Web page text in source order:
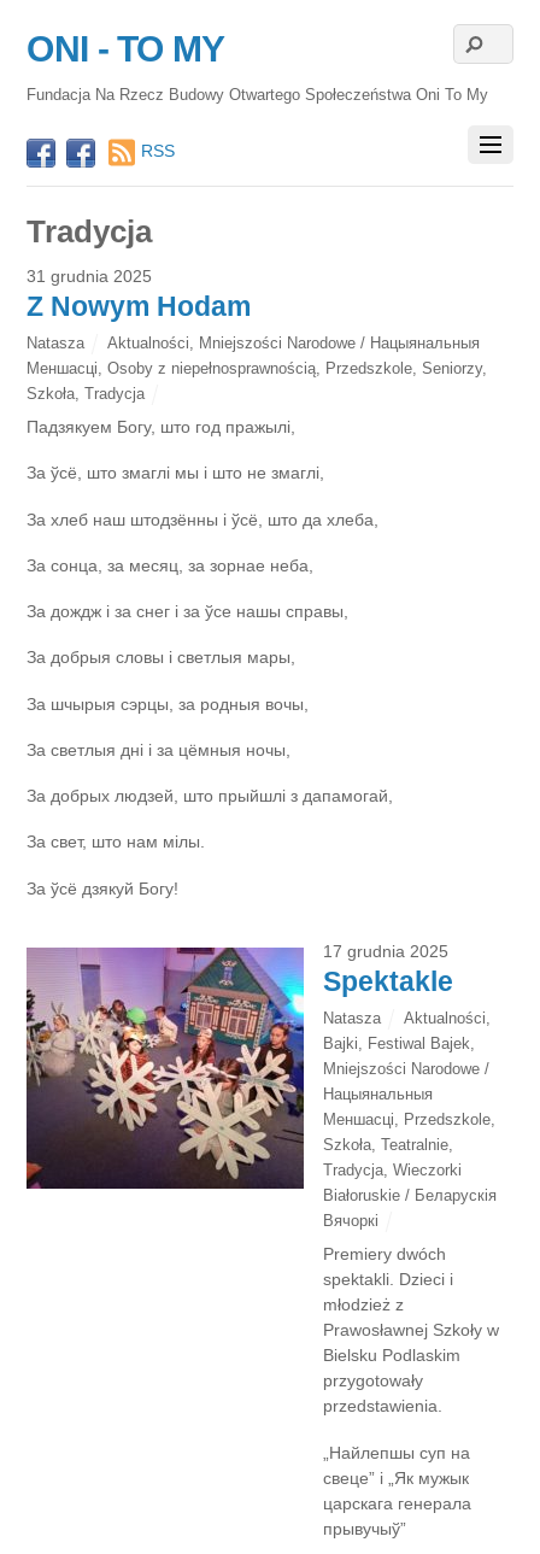
ONI - TO MY
Fundacja Na Rzecz Budowy Otwartego Społeczeństwa Oni To My
RSS
Tradycja
31 grudnia 2025
Z Nowym Hodam
Natasza Aktualności, Mniejszości Narodowe / Нацыянальныя
Меншасці,Osoby z niepełnosprawnością, Przedszkole,Seniorzy,
Szkoła,Tradycja
Падзякуем Богу, што год пражылі,
За ўсё, што змаглі мы і што не змаглі,
За хлеб наш штодзённы і ўсё, што да хлеба,
За сонца, за месяц, за зорнае неба,
За дождж і за снег і за ўсе нашы справы,
За добрыя словы і светлыя мары,
За шчырыя сэрцы, за родныя вочы,
За светлыя дні і за цёмныя ночы,
За добрых людзей, што прыйшлі з дапамогай,
За свет, што нам мілы.
За ўсё дзякуй Богу!
17 grudnia 2025
Spektakle
Natasza Aktualności,
Bajki, Festiwal Bajek,
Mniejszości Narodowe /
Нацыянальныя
Меншасці, Przedszkole,
Szkoła,Teatralnie,
Tradycja,Wieczorki
Białoruskie / Беларускія
Вячоркі
Premiery dwóch
spektakli. Dzieci i
młodzież z
Prawosławnej Szkoły w
Bielsku Podlaskim
przygotowały
przedstawienia.
„Найлепшы суп на
свеце” і „Як мужык
царскага генерала
прывучыў”